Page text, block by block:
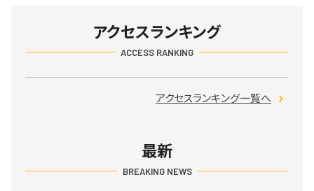
アクセスランキング
ACCESS RANKING
アクセスランキング一覧へ
最新
BREAKING NEWS